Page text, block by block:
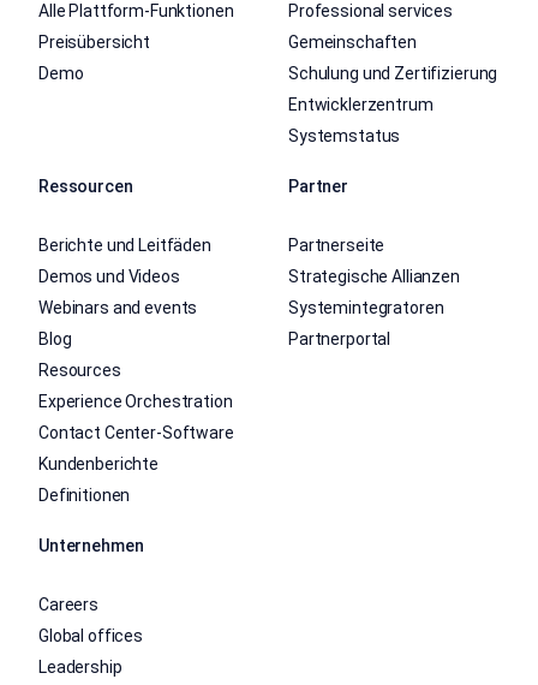
Alle Plattform-Funktionen
Preisübersicht
Demo
Professional services
Gemeinschaften
Schulung und Zertifizierung
Entwicklerzentrum
Systemstatus
Ressourcen
Berichte und Leitfäden
Demos und Videos
Webinars and events
Blog
Resources
Experience Orchestration
Contact Center-Software
Kundenberichte
Definitionen
Partner
Partnerseite
Strategische Allianzen
Systemintegratoren
Partnerportal
Unternehmen
Careers
Global offices
Leadership